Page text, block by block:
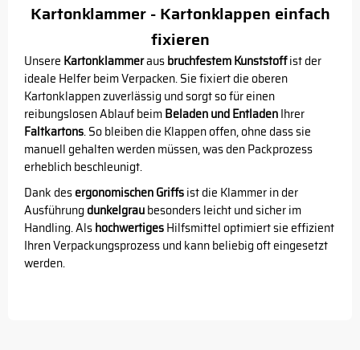
Kartonklammer - Kartonklappen einfach
fixieren
Unsere Kartonklammerausbruchfestem Kunststoffist der
ideale Helfer beim Verpacken. Sie fixiert die oberen
Kartonklappen zuverlässig und sorgt so für einen
reibungslosen Ablauf beimBeladen und EntladenIhrer
Faltkartons. So bleiben die Klappen offen, ohne dass sie
manuell gehalten werden müssen, was den Packprozess
erheblich beschleunigt.
Dank desergonomischen Griffsist die Klammer in der
Ausführung dunkelgraubesonders leicht und sicher im
Handling. AlshochwertigesHilfsmittel optimiert sie effizient
Ihren Verpackungsprozess und kann beliebig oft eingesetzt
werden.